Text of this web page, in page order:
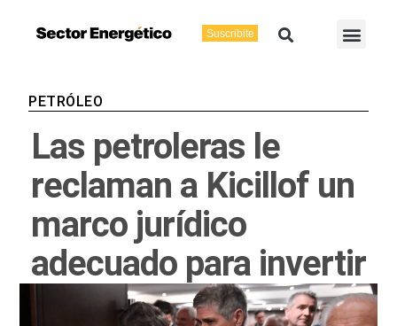
Suscribite Buscar
PETRÓLEO
Las petroleras le
reclaman a Kicillof un
marco jurídico
adecuado para invertir